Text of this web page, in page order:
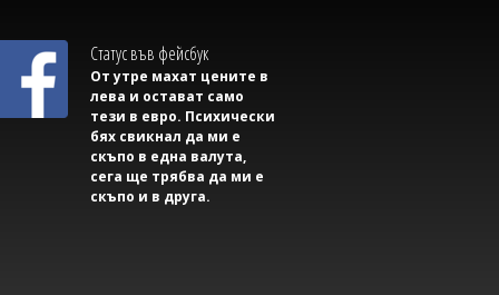
07/08/2026, Петък 18:31
Михаил ДИМИТРОВ
Съветник иска да направи секс парти в
Статус във фейсбук
От утре махат цените в
лева и остават само
тези в евро. Психически
бях свикнал да ми е
скъпо в една валута,
сега ще трябва да ми е
скъпо и в друга.